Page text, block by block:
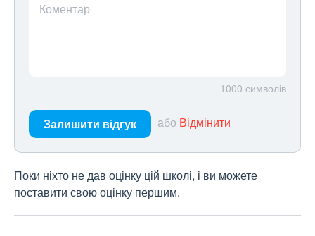
Коментар
1000 символів
Залишити відгук або Відмінити
Поки ніхто не дав оцінку цій школі, і ви можете
поставити свою оцінку першим.